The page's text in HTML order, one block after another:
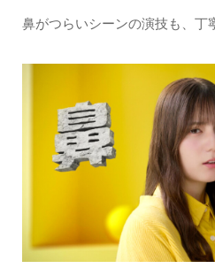
鼻がつらいシーンの演技も、丁